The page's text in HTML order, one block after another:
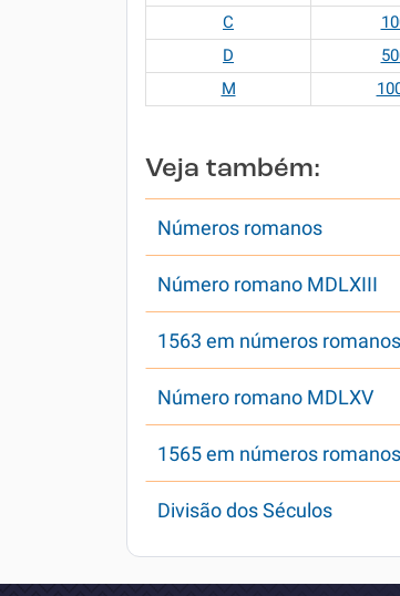
C
D
M
Veja também:
Números romanos
Número romano MDLXIII
1563 em números romanos
Número romano MDLXV
1565 em números romanos
Divisão dos Séculos